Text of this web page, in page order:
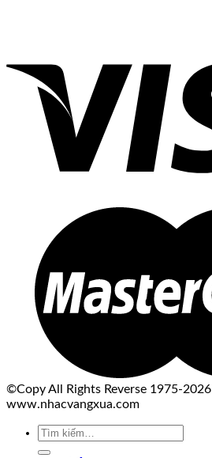
©Copy All Rights Reverse 1975-2026
www.nhacvangxua.com
Tìm